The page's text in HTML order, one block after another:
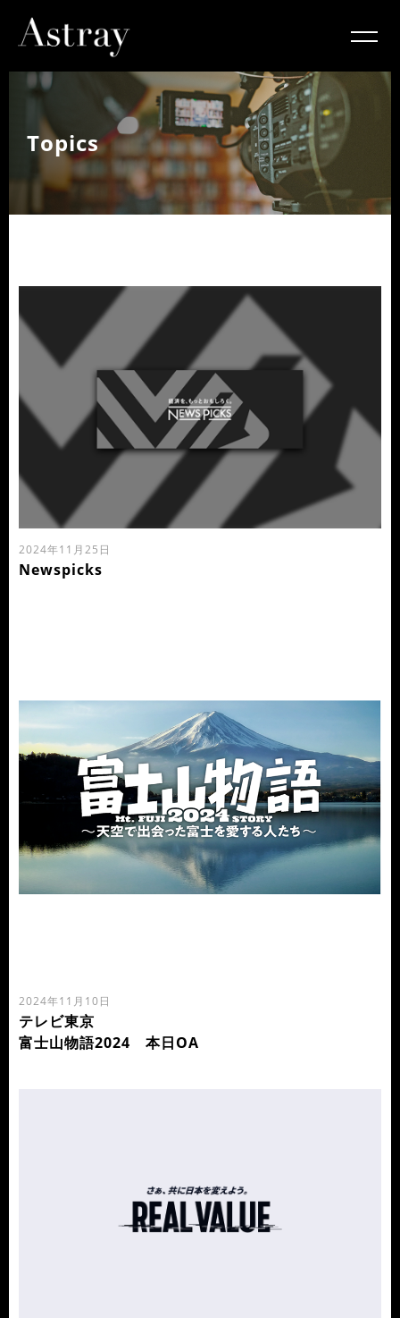
Topics
2024年11月25日
Newspicks
2024年11月10日
テレビ東京
富士山物語2024 本日OA